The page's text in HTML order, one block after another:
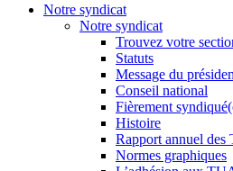
Notre syndicat
Notre syndicat
Trouvez votre
Statuts
Message du
Conseil national
Fièrement
Histoire
Rapport annuel des
Normes graphiques